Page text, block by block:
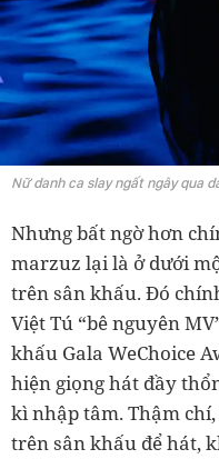
Nữ danh ca slay ngất ngây qua
Nhưng bất ngờ hơn
marzuz lại là ở dưới
trên sân khấu. Đó
Việt Tú “bê nguyên
khấu Gala WeChoice
hiện giọng hát đầy
kì nhập tâm. Thậm
trên sân khấu để hát,